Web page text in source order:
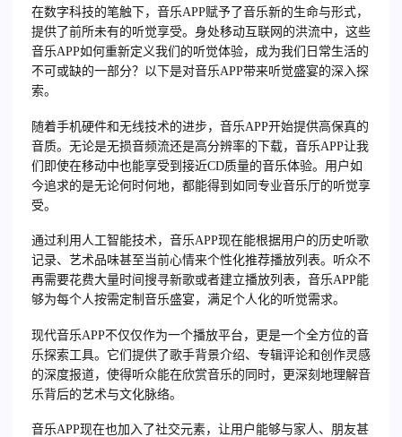
在数字科技的笔触下，音乐APP赋予了音乐新的生命与形式，
提供了前所未有的听觉享受。身处移动互联网的洪流中，这些
音乐APP如何重新定义我们的听觉体验，成为我们日常生活的
不可或缺的一部分？以下是对音乐APP带来听觉盛宴的深入探
索。
随着手机硬件和无线技术的进步，音乐APP开始提供高保真的
音质。无论是无损音频流还是高分辨率的下载，音乐APP让我
们即使在移动中也能享受到接近CD质量的音乐体验。用户如
今追求的是无论何时何地，都能得到如同专业音乐厅的听觉享
受。
通过利用人工智能技术，音乐APP现在能根据用户的历史听歌
记录、艺术品味甚至当前心情来个性化推荐播放列表。听众不
再需要花费大量时间搜寻新歌或者建立播放列表，音乐APP能
够为每个人按需定制音乐盛宴，满足个人化的听觉需求。
现代音乐APP不仅仅作为一个播放平台，更是一个全方位的音
乐探索工具。它们提供了歌手背景介绍、专辑评论和创作灵感
的深度报道，使得听众能在欣赏音乐的同时，更深刻地理解音
乐背后的艺术与文化脉络。
音乐APP现在也加入了社交元素，让用户能够与家人、朋友甚